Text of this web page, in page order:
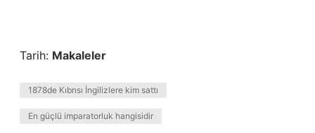
Tarih: Makaleler
1878de Kıbrısı İngilizlere kim sattı
En güçlü imparatorluk hangisidir